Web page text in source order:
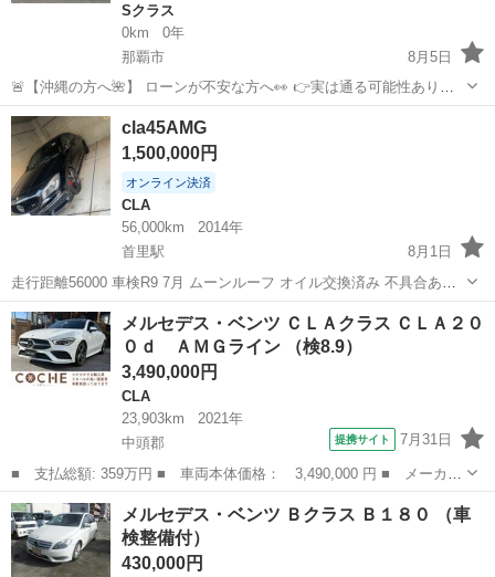
Sクラス
0km
0年
那覇市
8月5日
🚨【沖縄の方へ🌺】 ローンが不安な方へ👀 👉実は通る可能性ありま
す🔥 ただし… ❶お問い合わせ ❷審査 ❸車両案内 すべて 👉【下の
沖縄 那覇市
cla45AMG
1,500,000円
オンライン決済
CLA
56,000km
2014年
首里駅
8月1日
走行距離56000 車検R9 7月 ムーンルーフ オイル交換済み 不具合あり
ません ZAPSコーティングしてます 登録してるので次回から安くで出
来ます
沖縄 南城市
メルセデス・ベンツ ＣＬＡクラス ＣＬＡ２０
０ｄ ＡＭＧライン （検8.9）
3,490,000円
CLA
23,903km
2021年
中頭郡
提携サイト 7月31日
■ 支払総額: 359万円 ■ 車両本体価格： 3,490,000 円 ■ メーカー
名： メルセデス・ベンツ ■ 車種名： ＣＬＡクラス ■ グレード
名： ＣＬＡ２００ｄ ＡＭＧライン ■ 排気量： 2000cc ■ ド
ア...
沖縄 中頭郡
メルセデス・ベンツ Ｂクラス Ｂ１８０ （車
検整備付）
430,000円